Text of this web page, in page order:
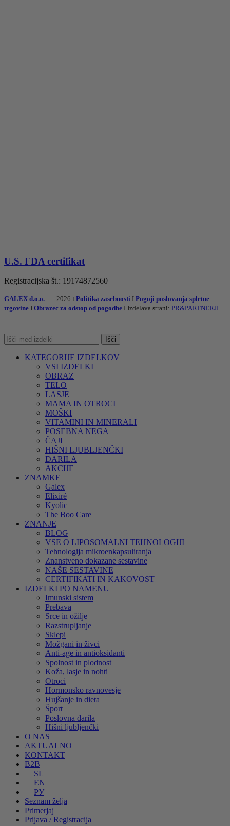
U.S. FDA certifikat
Registracijska št.: 19174872560
GALEX d.o.o. 2026 I Politika zasebnosti I Pogoji poslovanja spletne
trgovine I Obrazec za odstop od pogodbe I Izdelava strani: PR&PARTNERJI
Išči
KATEGORIJE IZDELKOV
VSI IZDELKI
OBRAZ
TELO
LASJE
MAMA IN OTROCI
MOŠKI
VITAMINI IN MINERALI
POSEBNA NEGA
ČAJI
HIŠNI LJUBLJENČKI
DARILA
AKCIJE
ZNAMKE
Galex
Elixiré
Kyolic
The Boo Care
ZNANJE
BLOG
VSE O LIPOSOMALNI TEHNOLOGIJI
Tehnologija mikroenkapsuliranja
Znanstveno dokazane sestavine
NAŠE SESTAVINE
CERTIFIKATI IN KAKOVOST
IZDELKI PO NAMENU
Imunski sistem
Prebava
Srce in ožilje
Razstrupljanje
Sklepi
Možgani in živci
Anti-age in antioksidanti
Spolnost in plodnost
Koža, lasje in nohti
Otroci
Hormonsko ravnovesje
Hujšanje in dieta
Šport
Poslovna darila
Hišni ljubljenčki
O NAS
AKTUALNO
KONTAKT
B2B
SL
EN
РУ
Seznam želja
Primerjaj
Prijava / Registracija